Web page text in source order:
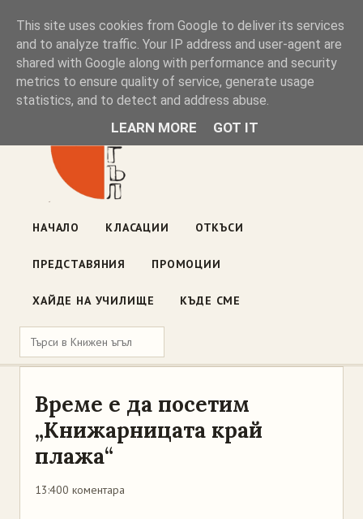
Книжен ъгъл
Блог на книжарницата — класации, откъси, нови книги
ул. „Оборище" 117, София· пон–пет 10:00–19:00 ·
НАЧАЛО КЛАСАЦИИ ОТКЪСИ
ПРЕДСТАВЯНИЯ ПРОМОЦИИ
ХАЙДЕ НА УЧИЛИЩЕ КЪДЕ СМЕ
Време е да посетим
„Книжарницата край
плажа“
13:400 коментара
This site uses cookies from Google to deliver its services
and to analyze traffic. Your IP address and user-agent are
shared with Google along with performance and security
metrics to ensure quality of service, generate usage
statistics, and to detect and address abuse.
LEARN MORE GOT IT